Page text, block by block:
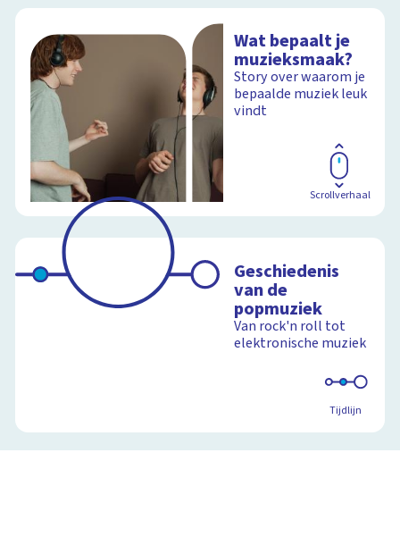
Wat bepaalt je
muzieksmaak?
Story over waarom je
bepaalde muziek leuk
vindt
Scrollverhaal
Geschiedenis
van de
popmuziek
Van rock'n roll tot
elektronische muziek
Tijdlijn